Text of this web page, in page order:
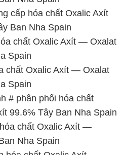
chất Oxalic Axít — Oxalat
Spain
# phân phối hóa chất
99.6% Tây Ban Nha Spain
chất Oxalic Axít —
Nha Spain
hóa chất Oxalic Axít —
Nha Spain
hóa chất Oxalic Axít —
Nha Spain